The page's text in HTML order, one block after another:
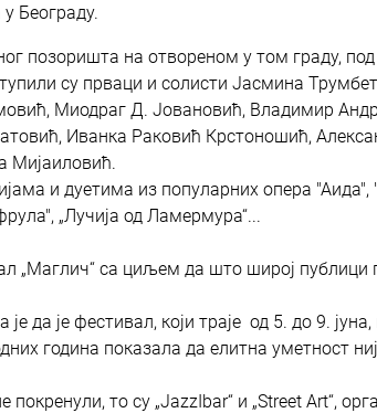
Београду.
позоришта на отвореном у том граду, под
су прваци и солисти Јасмина
Миодраг Д. Јовановић, Владимир
Иванка Раковић Крстоношић,
Мијаиловић.
и дуетима из популарних опера "Аида",
„Лучија од Ламермура“...
„Маглич“ са циљем да што широј
да је фестивал, који траје од 5. до 9.
година показала да елитна уметност
то су „JazzIbar“ и „Street Art“,